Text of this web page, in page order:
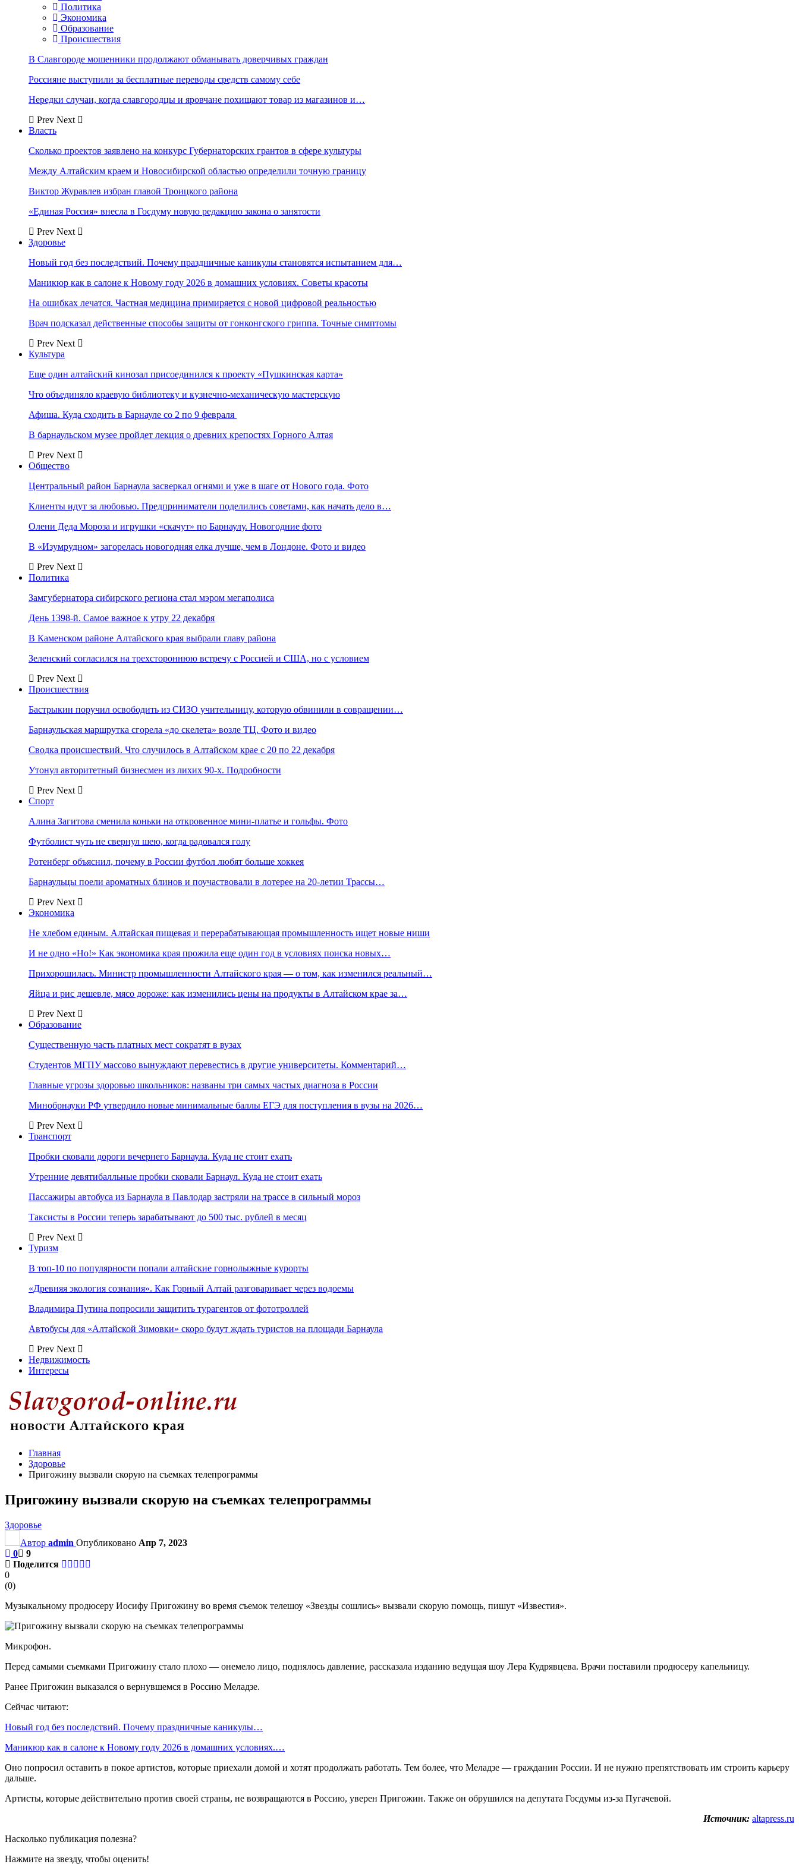
Политика
Экономика
Образование
Происшествия
В Славгороде мошенники продолжают обманывать доверчивых граждан
Россияне выступили за бесплатные переводы средств самому себе
Нередки случаи, когда славгородцы и яровчане похищают товар из магазинов и…
Prev Next
Власть
Сколько проектов заявлено на конкурс Губернаторских грантов в сфере культуры
Между Алтайским краем и Новосибирской областью определили точную границу
Виктор Журавлев избран главой Троицкого района
«Единая Россия» внесла в Госдуму новую редакцию закона о занятости
Prev Next
Здоровье
Новый год без последствий. Почему праздничные каникулы становятся испытанием для…
Маникюр как в салоне к Новому году 2026 в домашних условиях. Советы красоты
На ошибках лечатся. Частная медицина примиряется с новой цифровой реальностью
Врач подсказал действенные способы защиты от гонконгского гриппа. Точные симптомы
Prev Next
Культура
Еще один алтайский кинозал присоединился к проекту «Пушкинская карта»
Что объединяло краевую библиотеку и кузнечно-механическую мастерскую
Афиша. Куда сходить в Барнауле со 2 по 9 февраля
В барнаульском музее пройдет лекция о древних крепостях Горного Алтая
Prev Next
Общество
Центральный район Барнаула засверкал огнями и уже в шаге от Нового года. Фото
Клиенты идут за любовью. Предприниматели поделились советами, как начать дело в…
Олени Деда Мороза и игрушки «скачут» по Барнаулу. Новогодние фото
В «Изумрудном» загорелась новогодняя елка лучше, чем в Лондоне. Фото и видео
Prev Next
Политика
Замгубернатора сибирского региона стал мэром мегаполиса
День 1398-й. Самое важное к утру 22 декабря
В Каменском районе Алтайского края выбрали главу района
Зеленский согласился на трехстороннюю встречу с Россией и США, но с условием
Prev Next
Происшествия
Бастрыкин поручил освободить из СИЗО учительницу, которую обвинили в совращении…
Барнаульская маршрутка сгорела «до скелета» возле ТЦ. Фото и видео
Сводка происшествий. Что случилось в Алтайском крае с 20 по 22 декабря
Утонул авторитетный бизнесмен из лихих 90-х. Подробности
Prev Next
Спорт
Алина Загитова сменила коньки на откровенное мини-платье и гольфы. Фото
Футболист чуть не свернул шею, когда радовался голу
Ротенберг объяснил, почему в России футбол любят больше хоккея
Барнаульцы поели ароматных блинов и поучаствовали в лотерее на 20-летии Трассы…
Prev Next
Экономика
Не хлебом единым. Алтайская пищевая и перерабатывающая промышленность ищет новые ниши
И не одно «Но!» Как экономика края прожила еще один год в условиях поиска новых…
Прихорошилась. Министр промышленности Алтайского края — о том, как изменился реальный…
Яйца и рис дешевле, мясо дороже: как изменились цены на продукты в Алтайском крае за…
Prev Next
Образование
Существенную часть платных мест сократят в вузах
Студентов МГПУ массово вынуждают перевестись в другие университеты. Комментарий…
Главные угрозы здоровью школьников: названы три самых частых диагноза в России
Минобрнауки РФ утвердило новые минимальные баллы ЕГЭ для поступления в вузы на 2026…
Prev Next
Транспорт
Пробки сковали дороги вечернего Барнаула. Куда не стоит ехать
Утренние девятибалльные пробки сковали Барнаул. Куда не стоит ехать
Пассажиры автобуса из Барнаула в Павлодар застряли на трассе в сильный мороз
Таксисты в России теперь зарабатывают до 500 тыс. рублей в месяц
Prev Next
Туризм
В топ-10 по популярности попали алтайские горнолыжные курорты
«Древняя экология сознания». Как Горный Алтай разговаривает через водоемы
Владимира Путина попросили защитить турагентов от фототроллей
Автобусы для «Алтайской Зимовки» скоро будут ждать туристов на площади Барнаула
Prev Next
Недвижимость
Интересы
Главная
Здоровье
Пригожину вызвали скорую на съемках телепрограммы
Пригожину вызвали скорую на съемках телепрограммы
Здоровье
Автор admin Опубликовано Апр 7, 2023
0
9
Поделится
0
(0)
Музыкальному продюсеру Иосифу Пригожину во время съемок телешоу «Звезды сошлись» вызвали скорую помощь, пишут «Известия».
Микрофон.
Перед самыми съемками Пригожину стало плохо — онемело лицо, поднялось давление, рассказала изданию ведущая шоу Лера Кудрявцева. Врачи поставили продюсеру капельницу.
Ранее Пригожин выказался о вернувшемся в Россию Меладзе.
Сейчас читают:
Новый год без последствий. Почему праздничные каникулы…
Маникюр как в салоне к Новому году 2026 в домашних условиях.…
Оно попросил оставить в покое артистов, которые приехали домой и хотят продолжать работать. Тем более, что Меладзе — гражданин России. И не нужно препятствовать им строить карьеру
дальше.
Артисты, которые действительно против своей страны, не возвращаются в Россию, уверен Пригожин. Также он обрушился на депутата Госдумы из-за Пугачевой.
Источник: altapress.ru
Насколько публикация полезна?
Нажмите на звезду, чтобы оценить!